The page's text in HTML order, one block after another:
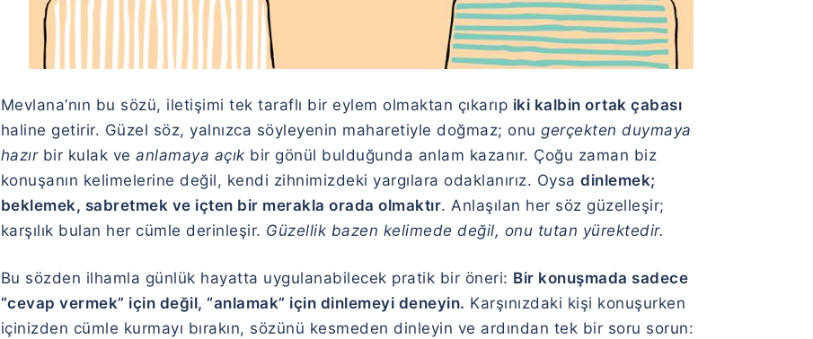
Mevlana’nın bu sözü, iletişimi tek taraflı bir eylem olmaktan çıkarıp iki kalbin ortak çabası
haline getirir. Güzel söz, yalnızca söyleyenin maharetiyle doğmaz; onu gerçekten duymaya
hazırbir kulak ve anlamaya açık bir gönül bulduğunda anlam kazanır. Çoğu zaman biz
konuşanın kelimelerine değil, kendi zihnimizdeki yargılara odaklanırız. Oysa dinlemek;
beklemek, sabretmek ve içten bir merakla orada olmaktır. Anlaşılan her söz güzelleşir;
karşılık bulan her cümle derinleşir. Güzellik bazen kelimede değil, onu tutan yürektedir.
Bu sözden ilhamla günlük hayatta uygulanabilecek pratik bir öneri: Bir konuşmada sadece
“cevap vermek” için değil, “anlamak” için dinlemeyi deneyin. Karşınızdaki kişi konuşurken
içinizden cümle kurmayı bırakın, sözünü kesmeden dinleyin ve ardından tek bir soru sorun: